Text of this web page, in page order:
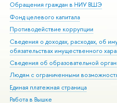
Обращения граждан в НИУ ВШЭ
Фонд целевого капитала
Противодействие коррупции
Сведения о доходах, расходах, об
обязательствах имущественного
Сведения об образовательной
Людям с ограниченными
Единая платежная страница
Работа в Вышке